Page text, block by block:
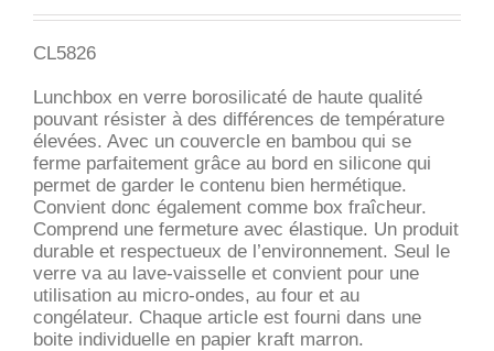
CL5826
Lunchbox en verre borosilicaté de haute qualité
pouvant résister à des différences de température
élevées. Avec un couvercle en bambou qui se
ferme parfaitement grâce au bord en silicone qui
permet de garder le contenu bien hermétique.
Convient donc également comme box fraîcheur.
Comprend une fermeture avec élastique. Un produit
durable et respectueux de l’environnement. Seul le
verre va au lave-vaisselle et convient pour une
utilisation au micro-ondes, au four et au
congélateur. Chaque article est fourni dans une
boite individuelle en papier kraft marron.